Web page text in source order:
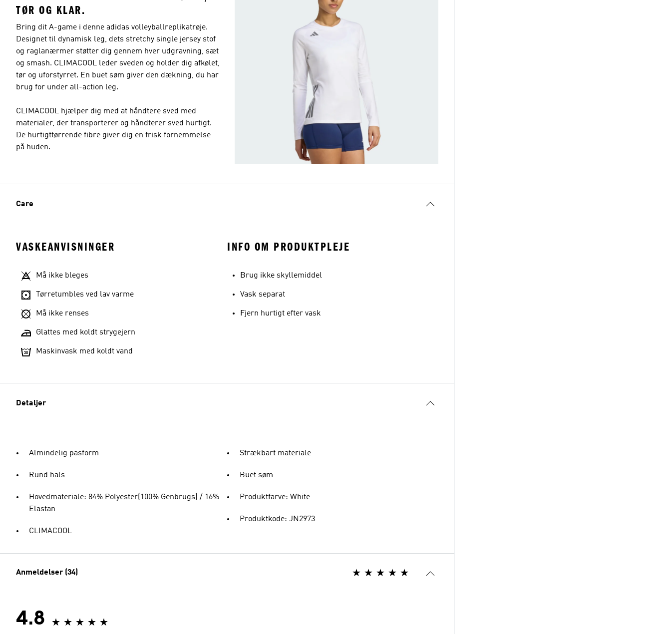
TØR OG KLAR.
Bring dit A-game i denne adidas volleyballreplikatrøje.
Designet til dynamisk leg, dets stretchy single jersey stof
og raglanærmer støtter dig gennem hver udgravning, sæt
og smash. CLIMACOOL leder sveden og holder dig afkølet,
tør og uforstyrret. En buet søm giver den dækning, du har
brug for under all-action leg.
CLIMACOOL hjælper dig med at håndtere sved med
materialer, der transporterer og håndterer sved hurtigt.
De hurtigttørrende fibre giver dig en frisk fornemmelse
på huden.
Care
VASKEANVISNINGER
Må ikke bleges
Tørretumbles ved lav varme
Må ikke renses
Glattes med koldt strygejern
Maskinvask med koldt vand
INFO OM PRODUKTPLEJE
Brug ikke skyllemiddel
Vask separat
Fjern hurtigt efter vask
Detaljer
Almindelig pasform
Rund hals
Hovedmateriale: 84% Polyester(100% Genbrugs) / 16%
Elastan
CLIMACOOL
Strækbart materiale
Buet søm
Produktfarve: White
Produktkode: JN2973
Anmeldelser (34)
4.8